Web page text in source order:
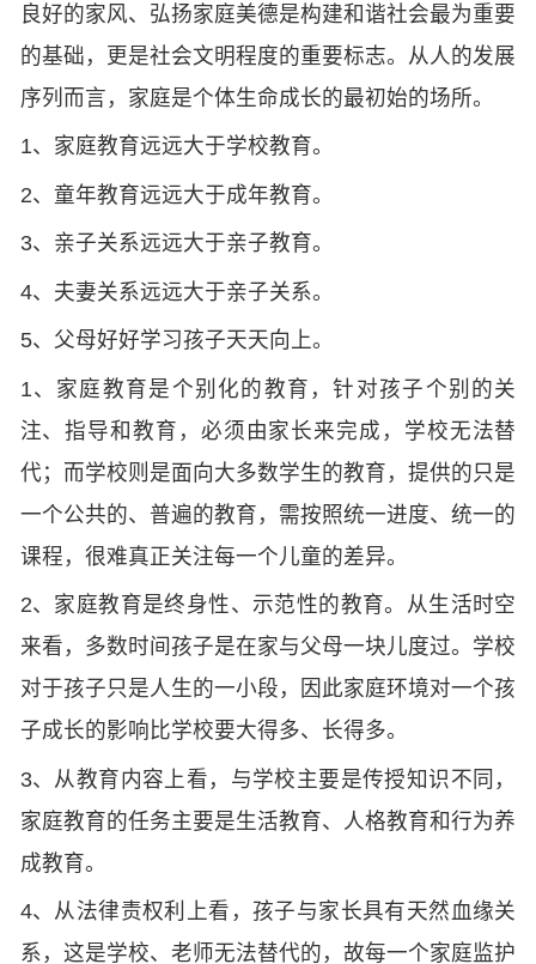
良好的家风、弘扬家庭美德是构建和谐社会最为重要
的基础，更是社会文明程度的重要标志。从人的发展
序列而言，家庭是个体生命成长的最初始的场所。
1、家庭教育远远大于学校教育。
2、童年教育远远大于成年教育。
3、亲子关系远远大于亲子教育。
4、夫妻关系远远大于亲子关系。
5、父母好好学习孩子天天向上。
1、家庭教育是个别化的教育，针对孩子个别的关
注、指导和教育，必须由家长来完成，学校无法替
代；而学校则是面向大多数学生的教育，提供的只是
一个公共的、普遍的教育，需按照统一进度、统一的
课程，很难真正关注每一个儿童的差异。
2、家庭教育是终身性、示范性的教育。从生活时空
来看，多数时间孩子是在家与父母一块儿度过。学校
对于孩子只是人生的一小段，因此家庭环境对一个孩
子成长的影响比学校要大得多、长得多。
3、从教育内容上看，与学校主要是传授知识不同，
家庭教育的任务主要是生活教育、人格教育和行为养
成教育。
4、从法律责权利上看，孩子与家长具有天然血缘关
系，这是学校、老师无法替代的，故每一个家庭监护